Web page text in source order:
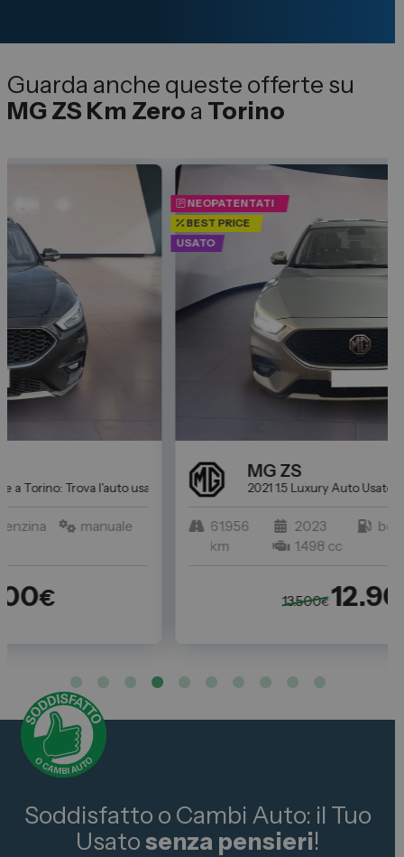
Guarda anche queste offerte su
MG ZS Km Zero a Torino
per Te da Spazio
USATO
2021 1.5 Luxury Auto Usate a Torino: Trova l'auto usata
61.956
benzina
manuale
Soddisfatto o Cambi Auto: il Tuo
Usatosenza pensieri!